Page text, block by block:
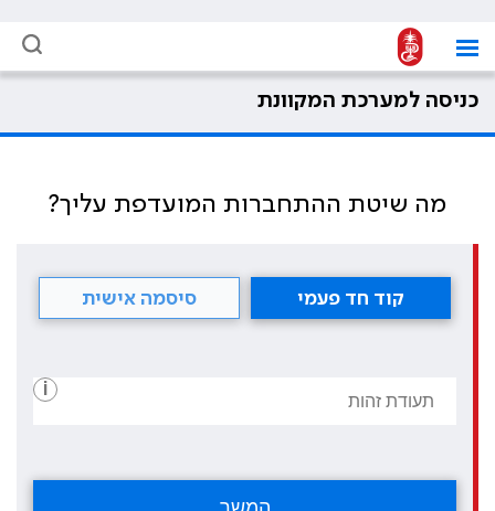
כניסה למערכת המקוונת
מה שיטת ההתחברות המועדפת עליך?
קוד חד פעמי סיסמה אישית
i